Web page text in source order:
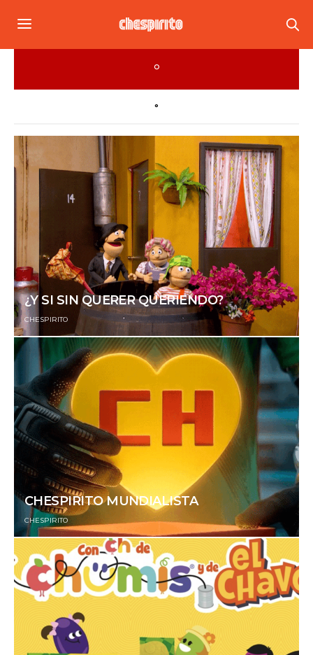
°
°
¿Y SI SIN QUERER QUERIENDO?
CHESPIRITO
CHESPIRITO MUNDIALISTA
CHESPIRITO